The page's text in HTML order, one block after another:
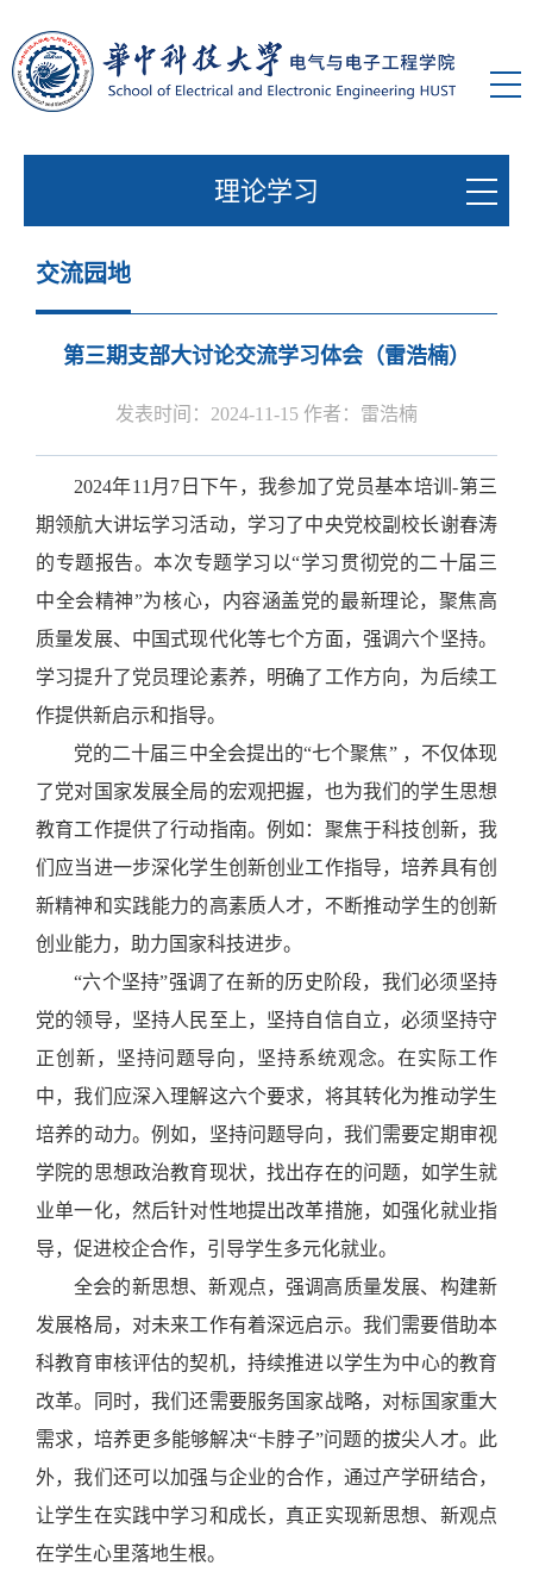
理论学习
交流园地
第三期支部大讨论交流学习体会（雷浩楠）
发表时间：2024-11-15 作者：雷浩楠
2024年11月7日下午，我参加了党员基本培训-第三
期领航大讲坛学习活动， 学习了中央党校副校长谢春涛
的专题报告。本次专题学习以“学习贯彻党的二十届三
中全会精神”为核心，内容涵盖党的最新理论，聚焦高
质量发展、中国式现代化等七个方面，强调六个坚持。
学习提升了党员理论素养，明确了工作方向，为后续工
作提供新启示和指导。
党的二十届三中全会提出的“七个聚焦” ，不仅体现
了党对国家发展全局的宏观把握，也为我们的学生思想
教育工作提供了行动指南。例如 ： 聚焦于科技创新，我
们应当进一步深化学生创新创业工作指导，培养具有创
新精神和实践能力的高素质人才， 不断推动学生的创新
创业能力，助力国家科技进步。
“六个坚持”强调了在新的历史阶段，我们必须坚持
党的领导，坚持人民至上，坚持自信自立，必须坚持守
正创新，坚持问题导向，坚持系统观念。在实际工作
中，我们应深入理解这六个要求，将其转化为推动学生
培养的动力。例如，坚持问题导向，我们需要定期审视
学院的思想政治教育现状，找出存在的问题，如学生就
业单一化，然后针对性地提出改革措施，如强化就业指
导，促进校企合作，引导学生多元化就业。
全会的新思想、新观点，强调高质量发展、构建新
发展格局，对未来工作有着深远启示。我们 需要借助本
科教育审核评估的契机， 持续推进以学生为中心的教育
改革。同时，我们还需要服务国家战略， 对标国家重大
需求 ，培养更多能够解决“卡脖子”问题的拔尖人才。此
外，我们还可以加强与企业的合作，通过产学研结合，
让学生在实践中学习和成长，真正实现新思想、新观点
在学生心里落地生根。